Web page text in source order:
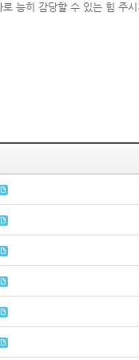
능히 감당할 수 있는 힘 주